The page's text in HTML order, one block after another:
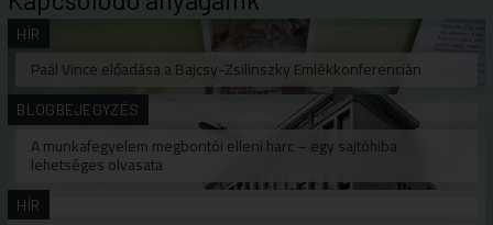
HÍR
Paál Vince előadása a Bajcsy-Zsilinszky Emlékkonferencián
BLOGBEJEGYZÉS
A munkafegyelem megbontói elleni harc – egy sajtóhiba
lehetséges olvasata
HÍR